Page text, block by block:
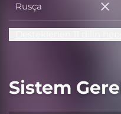
Rusça Rusça
Sistem